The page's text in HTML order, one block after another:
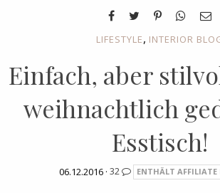
LIFESTYLE, INTERIOR
Einfach, aber
weihnachtlich
Esstisch!
06.12.2016 · 32 ENTHÄLT AFFILIATE